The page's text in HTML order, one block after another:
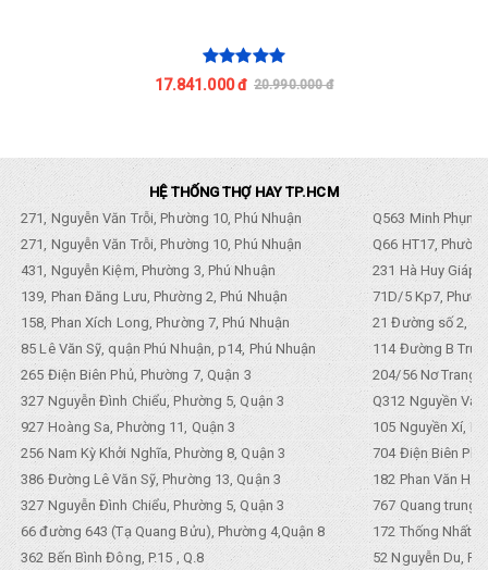
17.841.000 đ 20.990.000 đ
HỆ THỐNG THỢ HAY TP.HCM
271, Nguyễn Văn Trỗi, Phường 10, Phú Nhuận
Q563 Minh
271, Nguyễn Văn Trỗi, Phường 10, Phú Nhuận
Q66 HT17,
431, Nguyễn Kiệm, Phường 3, Phú Nhuận
231 Hà Huy Giáp,
139, Phan Đăng Lưu, Phường 2, Phú Nhuận
71D/5 Kp7,
158, Phan Xích Long, Phường 7, Phú Nhuận
21 Đường số 2,
85 Lê Văn Sỹ, quận Phú Nhuận, p14, Phú Nhuận
114 Đường B
265 Điện Biên Phủ, Phường 7, Quận 3
204/56 Nơ Trang
327 Nguyễn Đình Chiểu, Phường 5, Quận 3
Q312 Nguyền
927 Hoàng Sa, Phường 11, Quận 3
105 Nguyền Xí,
256 Nam Kỳ Khởi Nghĩa, Phường 8, Quận 3
704 Điện Biên
386 Đường Lê Văn Sỹ, Phường 13, Quận 3
182 Phan Văn
327 Nguyễn Đình Chiểu, Phường 5, Quận 3
767 Quang trung,
66 đường 643 (Tạ Quang Bửu), Phường 4,Quận 8
172 Thống Nhất.
362 Bến Bình Đông, P.15 , Q.8
52 Nguyễn Du,